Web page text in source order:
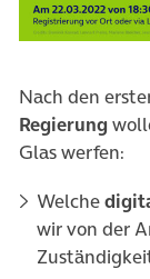
Nach den
Regierung
Glas werfen:
Welche
wir von der